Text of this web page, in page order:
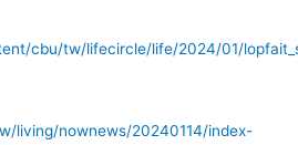
cbu/tw/lifecircle/life/2024/01/
living/nownews/20240114/index-